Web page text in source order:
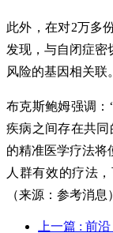
此外，在对2万多
发现，与自闭症密
风险的基因相关联。
布克斯鲍姆强调
疾病之间存在共
的精准医学疗法将
人群有效的疗法
（来源：参考消息）
上一篇 : 前